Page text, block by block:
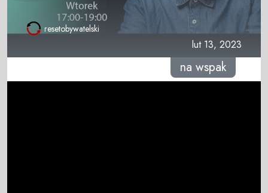
resetobywatelski
lut 13, 2023
na wspak